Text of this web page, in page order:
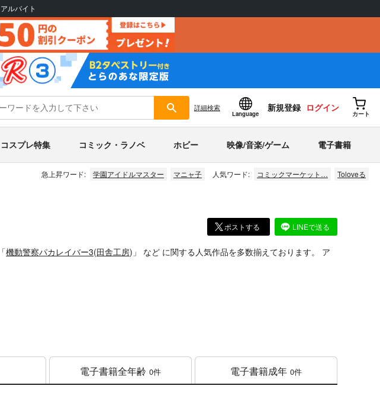
アルバイト
詳細検索
Language
新規登録 ログイン
カート
コスプレ特集 コミック・ラノベ ホビー 映像/音楽/ゲーム 電子書籍
急上昇ワード: 学園アイドルマスター マニャ子 人気ワード: コミックマーケット… Toloveる
ポストする LINEで送る
「機動警察パカレイバー3(田舎工房)」 など に関する人気作品を多数揃えております。 ア
電子書籍全年齢 0件 電子書籍成年 0件